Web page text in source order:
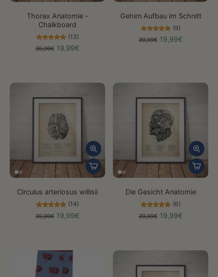
Thorax Anatomie -
Chalkboard
(13)
39,99€ 19,99€
Gehirn Aufbau im Schnitt
(9)
39,99€ 19,99€
Circulus arteriosus willisii
(14)
39,99€ 19,99€
Die Gesicht Anatomie
(6)
39,99€ 19,99€